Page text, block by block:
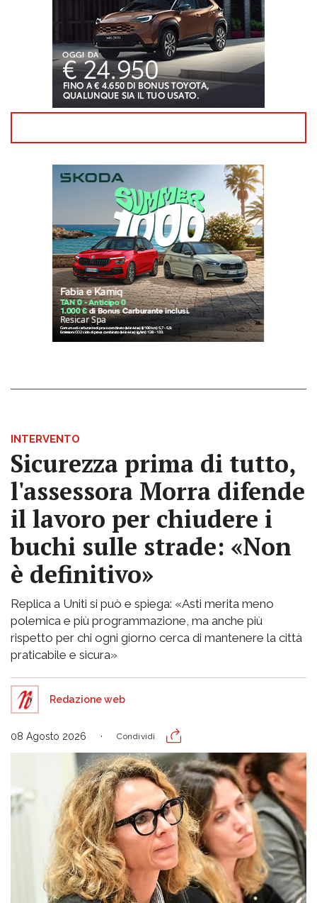
INTERVENTO
Sicurezza prima di tutto,
l'assessora Morra difende
il lavoro per chiudere i
buchi sulle strade: «Non
è definitivo»
Replica a Uniti si può e spiega: «Asti merita meno
polemica e più programmazione, ma anche più
rispetto per chi ogni giorno cerca di mantenere la città
praticabile e sicura»
Redazione web
08 Agosto 2026 Condividi